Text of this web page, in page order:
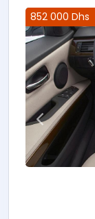
852 000 Dhs